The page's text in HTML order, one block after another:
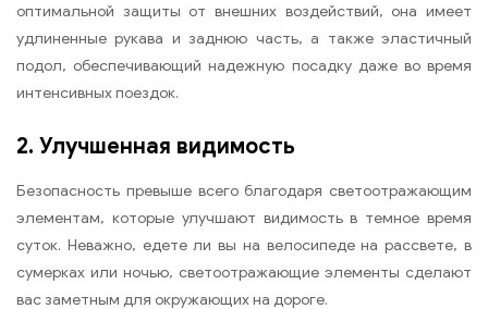
оптимальной защиты от внешних воздействий, она имеет
удлиненные рукава и заднюю часть, а также эластичный
подол, обеспечивающий надежную посадку даже во время
интенсивных поездок.
2. Улучшенная видимость
Безопасность превыше всего благодаря светоотражающим
элементам, которые улучшают видимость в темное время
суток. Неважно, едете ли вы на велосипеде на рассвете, в
сумерках или ночью, светоотражающие элементы сделают
вас заметным для окружающих на дороге.